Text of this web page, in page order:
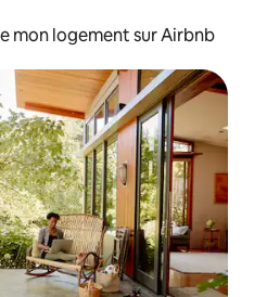
mon logement sur Airbnb